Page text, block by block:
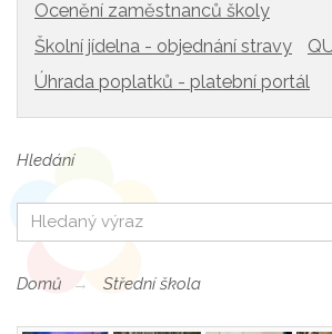
Ocenění zaměstnanců školy
Školní jídelna - objednání stravy
Úhrada poplatků - platební portál
Hledání
Domů Střední škola